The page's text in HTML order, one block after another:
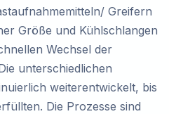
Greifern
Größe und Kühlschlangen
Wechsel der
unterschiedlichen
weiterentwickelt, bis
Die Prozesse sind